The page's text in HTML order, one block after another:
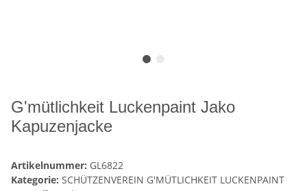
G'mütlichkeit Luckenpaint Jako
Kapuzenjacke
Artikelnummer: GL6822
Kategorie: SCHÜTZENVEREIN G'MÜTLICHKEIT LUCKENPAINT